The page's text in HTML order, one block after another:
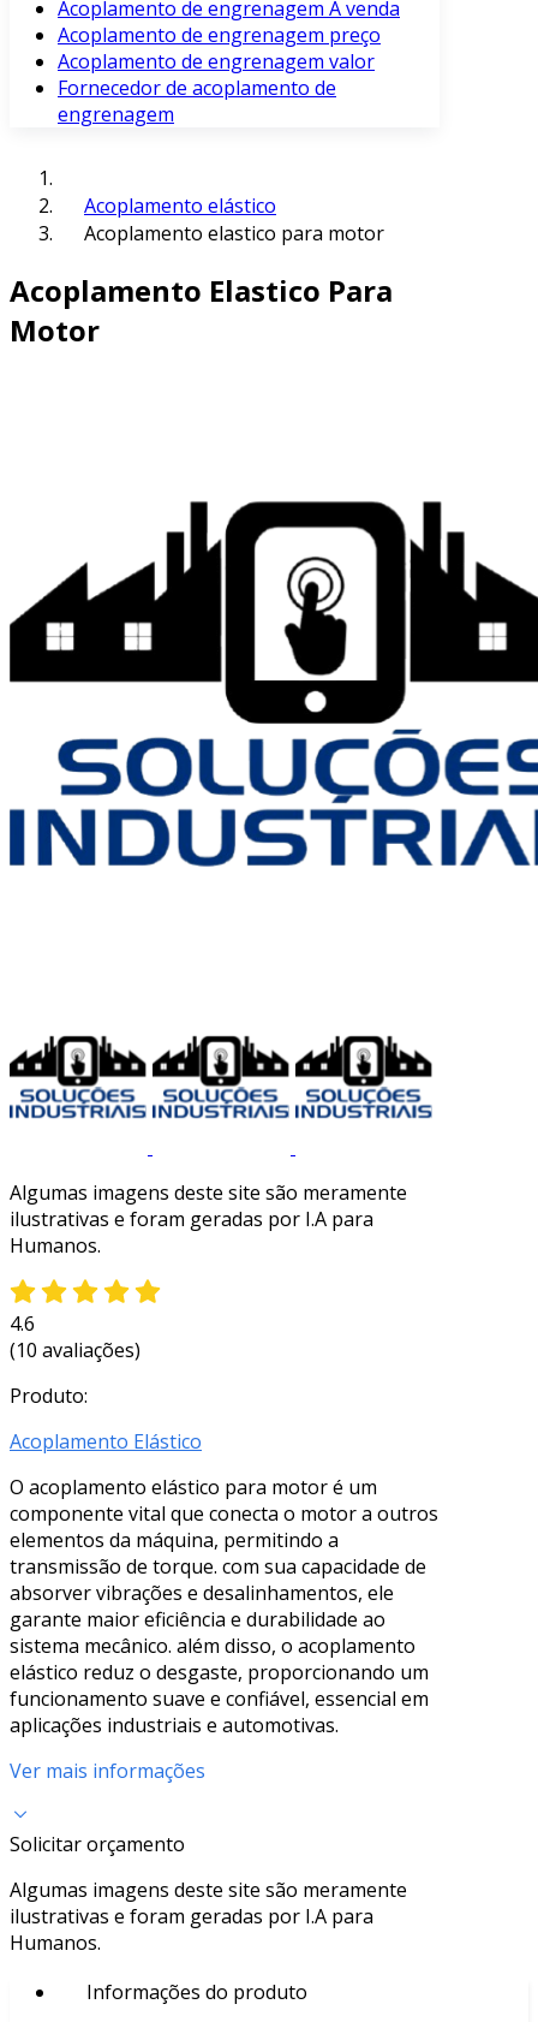
Acoplamento de engrenagem À venda
Acoplamento de engrenagem preço
Acoplamento de engrenagem valor
Fornecedor de acoplamento de
engrenagem
Acoplamento elástico
Acoplamento elastico para motor
Acoplamento Elastico Para
Motor
Algumas imagens deste site são meramente
ilustrativas e foram geradas por I.A para
Humanos.
4.6
(10 avaliações)
Produto:
Acoplamento Elástico
O acoplamento elástico para motor é um
componente vital que conecta o motor a outros
elementos da máquina, permitindo a
transmissão de torque. com sua capacidade de
absorver vibrações e desalinhamentos, ele
garante maior eficiência e durabilidade ao
sistema mecânico. além disso, o acoplamento
elástico reduz o desgaste, proporcionando um
funcionamento suave e confiável, essencial em
aplicações industriais e automotivas.
Ver mais informações
Solicitar orçamento
Algumas imagens deste site são meramente
ilustrativas e foram geradas por I.A para
Humanos.
Informações do produto